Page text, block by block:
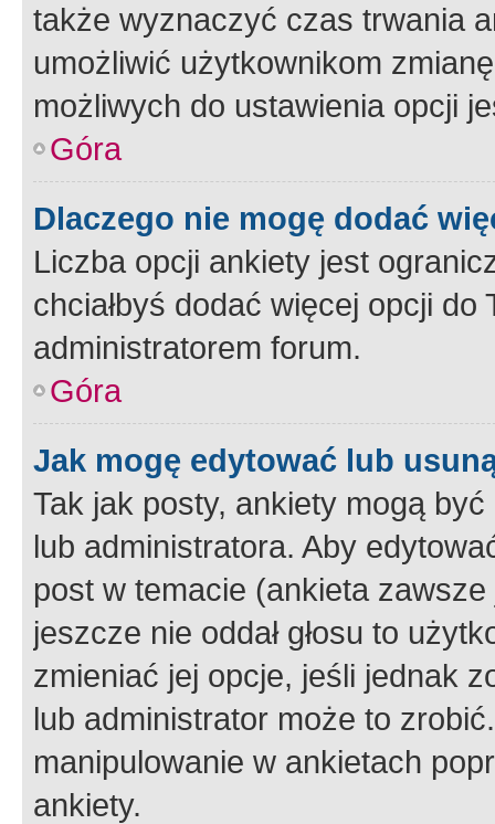
także wyznaczyć czas trwania
umożliwić użytkownikom
możliwych do ustawienia opcji
Góra
Dlaczego nie mogę dodać
Liczba opcji ankiety jest
chciałbyś dodać więcej opcji
administratorem forum.
Góra
Jak mogę edytować lub
Tak jak posty, ankiety mogą
lub administratora. Aby
post w temacie (ankieta
jeszcze nie oddał głosu to
zmieniać jej opcje, jeśli jednak
lub administrator może to
manipulowanie w ankietach
ankiety.